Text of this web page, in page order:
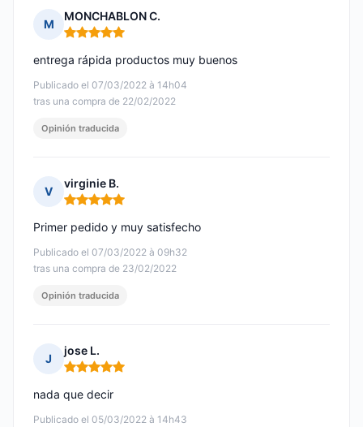
M
MONCHABLON C.
Nota: 5 de 5
Publicado el 07/03/2022 à 14h04
tras una compra de 22/02/2022
entrega rápida productos muy buenos
Opinión traducida
V
virginie B.
Nota: 5 de 5
Publicado el 07/03/2022 à 09h32
tras una compra de 23/02/2022
Primer pedido y muy satisfecho
Opinión traducida
J
jose L.
Nota: 5 de 5
Publicado el 05/03/2022 à 14h43
nada que decir